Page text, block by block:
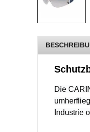
Die
Industrie